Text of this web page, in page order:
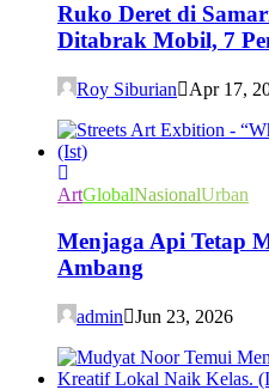
Ruko Deret di
Ditabrak Mobil, 7
Roy Siburian Apr 17,
ArtGlobalNasionalUrban
Menjaga Api Tetap
Ambang
admin Jun 23, 2026